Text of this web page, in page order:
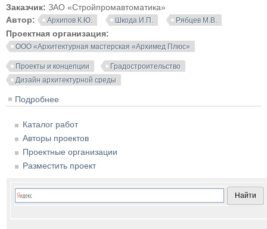
Заказчик: ЗАО «Стройпромавтоматика»
Автор:
Архипов К.Ю. Шкода И.П. Рябцев М.В.
Проектная организация:
ООО «Архитектурная мастерская «Архимед Плюс»
Проекты и концепции
Градостроительство
Дизайн архитектурной среды
Подробнее
Звенигороде
Каталог работ
Авторы проектов
Проектные организации
Разместить проект